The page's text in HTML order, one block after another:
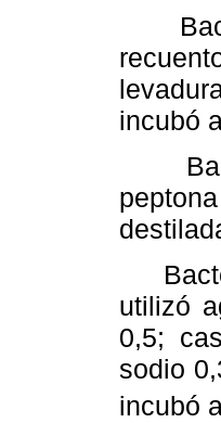
incubó
utilizó
0,5;
sodio
incubó